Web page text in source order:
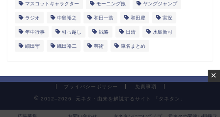
マスコットキャラクター モーニング娘 ヤングジャンプ
ラジオ 中島裕之 和田一浩 和田豊 実況
年中行事 引っ越し 戦略 日清 水島新司
細田守 織田裕二 芸術 車名まとめ
プライバシーポリシー 免責事項
2012–2026 元ネタ・由来を解説するサイト 「タネタン」
×